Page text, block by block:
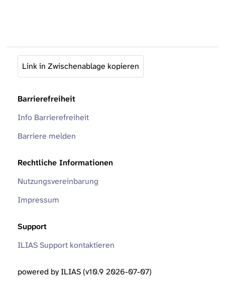
Link in Zwischenablage kopieren
Barrierefreiheit
Info Barrierefreiheit
Barriere melden
Rechtliche Informationen
Nutzungsvereinbarung
Impressum
Support
ILIAS Support kontaktieren
powered by ILIAS (v10.9 2026-07-07)